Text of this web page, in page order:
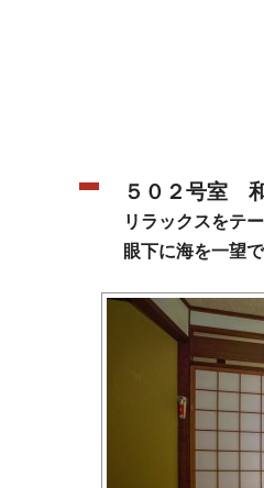
５０２号室
リラックスをテ
眼下に海を一望